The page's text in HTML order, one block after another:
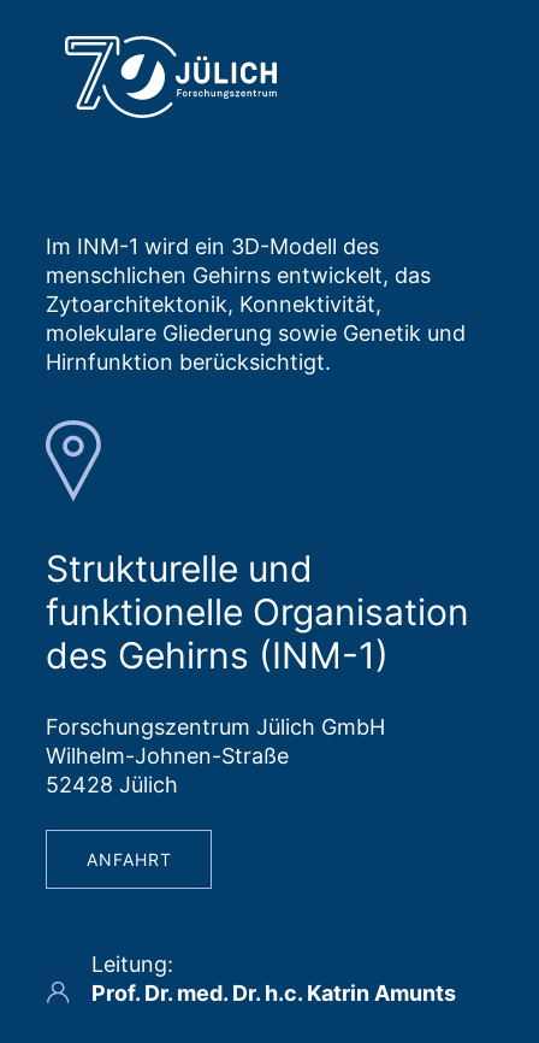
Im INM-1 wird ein 3D-Modell des
menschlichen Gehirns entwickelt, das
Zytoarchitektonik, Konnektivität,
molekulare Gliederung sowie Genetik und
Hirnfunktion berücksichtigt.
Strukturelle und
funktionelle Organisation
des Gehirns (INM-1)
Forschungszentrum Jülich GmbH
Wilhelm-Johnen-Straße
52428 Jülich
ANFAHRT
Leitung:
Prof. Dr. med. Dr. h.c. Katrin Amunts